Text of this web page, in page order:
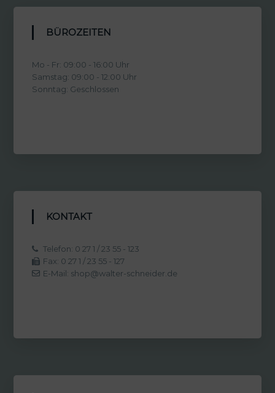
BÜROZEITEN
Mo - Fr: 09:00 - 16:00 Uhr
Samstag: 09:00 - 12:00 Uhr
Sonntag: Geschlossen
KONTAKT
Telefon: 0 27 1 / 23 55 - 123
Fax: 0 27 1 / 23 55 - 127
E-Mail: shop@walter-schneider.de